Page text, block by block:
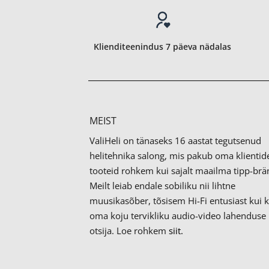
Klienditeenindus 7 päeva nädalas
MEIST
ValiHeli on tänaseks 16 aastat tegutsenud
helitehnika salong, mis pakub oma
tooteid rohkem kui sajalt maailma tipp-
Meilt leiab endale sobiliku nii lihtne
muusikasõber, tõsisem Hi-Fi entusiast kui
oma koju tervikliku audio-video lahenduse
otsija. Loe rohkemsiit.